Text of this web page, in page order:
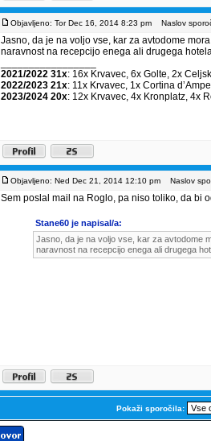
Objavljeno: Tor Dec 16, 2014 8:23 pm Naslov
Jasno, da je na voljo vse, kar za avtodome
naravnost na recepcijo enega ali drugega
2021/2022 31x: 16x Krvavec, 6x Golte, 2x
2022/2023 21x: 11x Krvavec, 1x Cortina
2023/2024 20x: 12x Krvavec, 4x Kronplatz, 4x
Objavljeno: Ned Dec 21, 2014 12:10 pm Naslov
Sem poslal mail na Roglo, pa niso toliko, da bi
Stane60 je napisal/a:
Jasno, da je na voljo vse, kar za avtodome
naravnost na recepcijo enega ali drugega
Pokaži sporočila: